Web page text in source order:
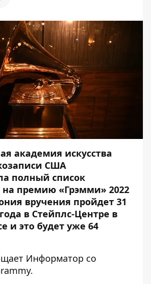
академия искусства
США
полный список
премию «Грэмми» 2022
вручения пройдет 31
в Стейплс-Центре в
и это будет уже 64
Информатор со
.